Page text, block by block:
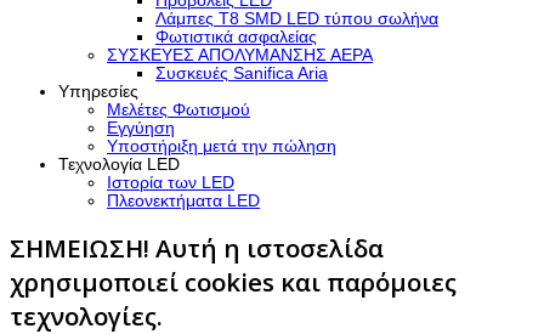
Λάμπες Τ8 SMD LED τύπου σωλήνα
Φωτιστικά ασφαλείας
ΣΥΣΚΕΥΕΣ ΑΠΟΛΥΜΑΝΣΗΣ ΑΕΡΑ
Συσκευές Sanifica Aria
Υπηρεσίες
Μελέτες Φωτισμού
Εγγύηση
Υποστήριξη μετά την πώληση
Τεχνολογία LED
Ιστορία των LED
Πλεονεκτήματα LED
ΣΗΜΕΙΩΣΗ! Αυτή η ιστοσελίδα
χρησιμοποιεί cookies και παρόμοιες
τεχνολογίες.